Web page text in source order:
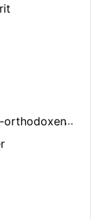
Kirche